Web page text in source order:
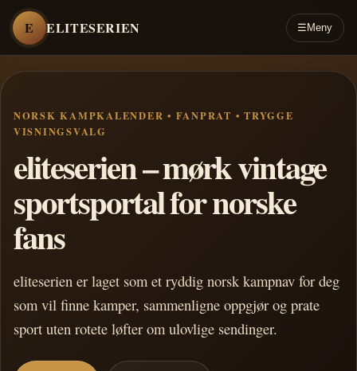
E ELITESERIEN ☰ Meny
NORSK KAMPKALENDER • FANPRAT • TRYGGE
VISNINGSVALG
eliteserien – mørk vintage
sportsportal for norske
fans
eliteserien er laget som et ryddig norsk kampnav for deg
som vil finne kamper, sammenligne oppgjør og prate
sport uten rotete løfter om ulovlige sendinger.